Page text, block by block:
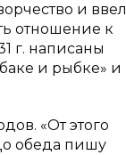
и ввел
отношение к
г. написаны
и рыбке» и
«От этого
обеда пишу